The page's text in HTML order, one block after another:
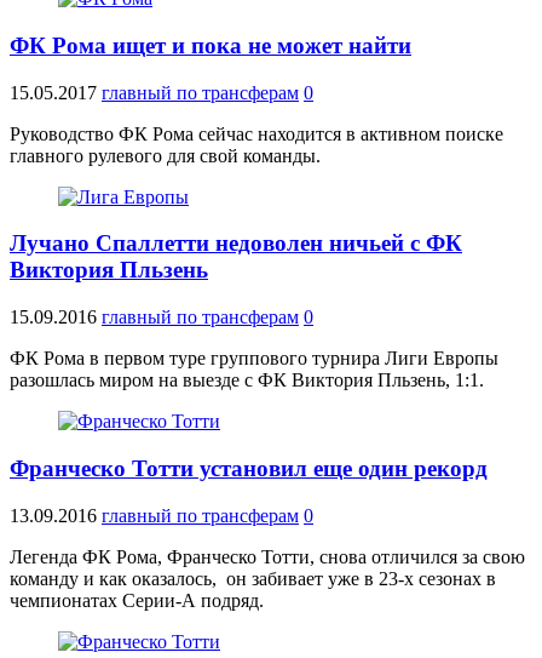
ФК Рома ищет и пока не может найти
15.05.2017 главный по трансферам 0
Руководство ФК Рома сейчас находится в активном поиске
главного рулевого для свой команды.
Лучано Спаллетти недоволен ничьей с ФК
Виктория Пльзень
15.09.2016 главный по трансферам 0
ФК Рома в первом туре группового турнира Лиги Европы
разошлась миром на выезде с ФК Виктория Пльзень, 1:1.
Франческо Тотти установил еще один рекорд
13.09.2016 главный по трансферам 0
Легенда ФК Рома, Франческо Тотти, снова отличился за свою
команду и как оказалось, он забивает уже в 23-х сезонах в
чемпионатах Серии-А подряд.